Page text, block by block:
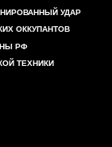
УДАР
ОККУПАНТОВ
РФ
ТЕХНИКИ